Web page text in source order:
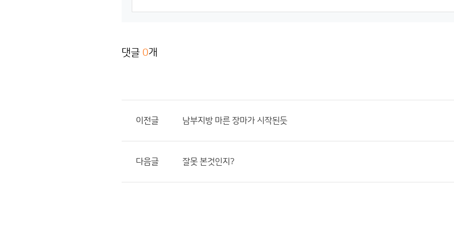
댓글 0개
이전글 남부지방 마른 장마가 시작된듯
다음글 잘못 본것인지?